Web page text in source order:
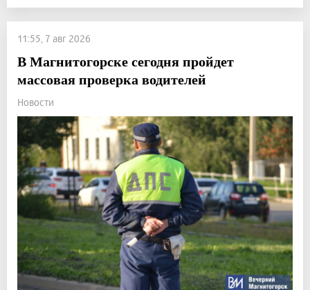
11:55, 7 авг 2026
В Магнитогорске сегодня пройдет
массовая проверка водителей
Новости